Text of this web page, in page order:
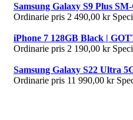
Samsung Galaxy S9 Plus
Ordinarie pris 2 490,00 kr
iPhone 7 128GB Black |
Ordinarie pris 2 190,00 kr
Samsung Galaxy S22 Ultra
Ordinarie pris 11 990,00 kr